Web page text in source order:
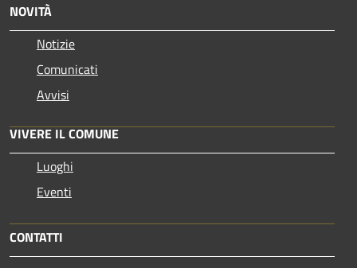
NOVITÀ
Notizie
Comunicati
Avvisi
VIVERE IL COMUNE
Luoghi
Eventi
CONTATTI